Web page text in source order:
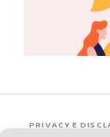
PRIVACY E